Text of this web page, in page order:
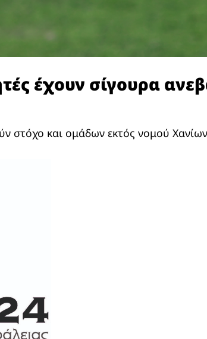
έχουν σίγουρα
στόχο και ομάδων εκτός νομού